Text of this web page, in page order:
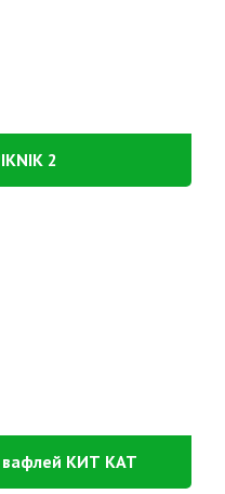
2
КИТ КАТ